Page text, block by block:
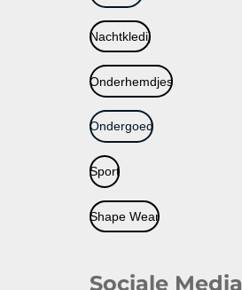
Nachtkledij
Onderhemdjes
Ondergoed
Sport
Shape Wear
Sociale Media